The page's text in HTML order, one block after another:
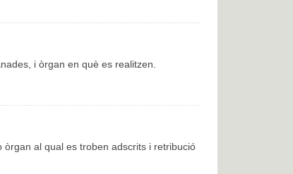
i òrgan en què es realitzen.
al qual es troben adscrits i retribució